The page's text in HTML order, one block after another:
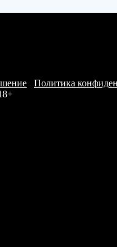
Политика